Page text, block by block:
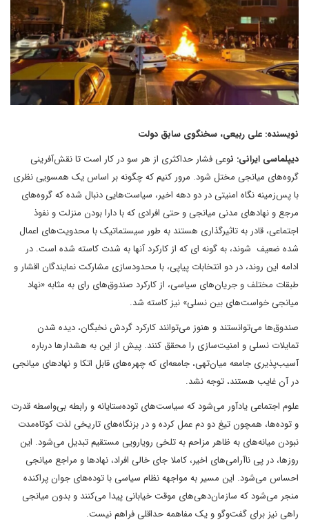
نویسنده: علی ربیعی، سخنگوی سابق دولت
دیپلماسی ایرانی: نوعی فشار حداکثری از هر سو در کار است تا نقش‌آفرینی
گروه‌های میانجی مختل شود. مرور کنیم که چگونه بر اساس یک همسویی نظری
با پس‌زمینه نگاه امنیتی در دو دهه اخیر، سیاست‌هایی دنبال شده‌ که گروه‌های
مرجع و نهادهای مدنی میانجی و حتی افرادی که با دارا بودن منزلت و نفوذ
اجتماعی، قادر به تاثیرگذاری هستند به طور سیستماتیک با محدویت‌های اعمال
شده ضعیف شوند، به گونه ای که از کارکرد آنها به شدت کاسته شده است. در
ادامه این روند، در دو انتخابات پیاپی، با محدودسازی مشارکت نمایندگان اقشار و
طبقات مختلف و جریان‌های سیاسی، از کارکرد صندوق‌های رای به مثابه «نهاد
میانجی خواست‌های بین نسلی» نیز کاسته شد.
صندوق‌ها می‌توانستند و هنوز می‌توانند کارکرد گردش نخبگان، دیده شدن
تمایلات نسلی و امنیت‌سازی را محقق کنند. پیش از این به هشدارها درباره
آسیب‌پذیری جامعه میان‌تهی، جامعه‌ای که چهره‌های قابل اتکا و نهادهای میانجی
در آن غایب هستند، توجه نشد.
علوم اجتماعی یادآور می‌شود که سیاست‌های توده‌ستایانه و رابطه بی‌واسطه قدرت
و توده‌ها، همچون تیغ دو دم عمل کرده و در بزنگاه‌های تاریخی لذت کوتاه‌مدت
نبودن میانه‌های به ظاهر مزاحم به تلخی رویارویی مستقیم تبدیل می‌شود. این
روزها، در پی ناآرامی‌های اخیر، کاملا جای خالی افراد، نهادها و مراجع میانجی
احساس می‌شود. این مسیر به مواجهه نظام سیاسی با توده‌های جوان پراکنده
منجر می‌شود که سازمان‌دهی‌های موقت خیابانی پیدا می‌کنند و بدون میانجی
راهی نیز برای گفت‌وگو و یک مفاهمه حداقلی فراهم نیست.